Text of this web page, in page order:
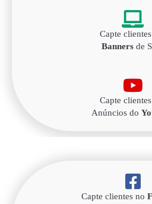
Capte
Banners de
Capte
Anúncios do
Capte clientes no